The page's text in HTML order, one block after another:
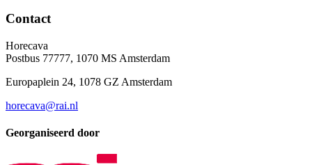
Contact
Horecava
Postbus 77777, 1070 MS Amsterdam
Europaplein 24, 1078 GZ Amsterdam
horecava@rai.nl
Georganiseerd door